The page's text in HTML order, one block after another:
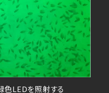
色LEDを照射する